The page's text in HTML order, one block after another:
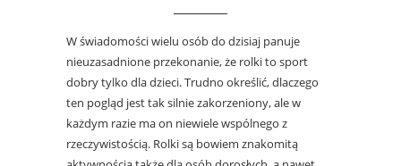
W świadomości wielu osób do dzisiaj panuje
nieuzasadnione przekonanie, że rolki to sport
dobry tylko dla dzieci. Trudno określić, dlaczego
ten pogląd jest tak silnie zakorzeniony, ale w
każdym razie ma on niewiele wspólnego z
rzeczywistością. Rolki są bowiem znakomitą